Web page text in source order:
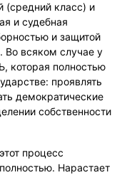
(средний класс) и
и судебная
и защитой
Во всяком случае у
полностью
проявлять
демократические
собственности
процесс
Нарастает